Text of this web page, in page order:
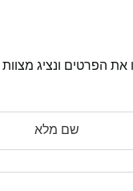
את הפרטים ונציג
שם מלא